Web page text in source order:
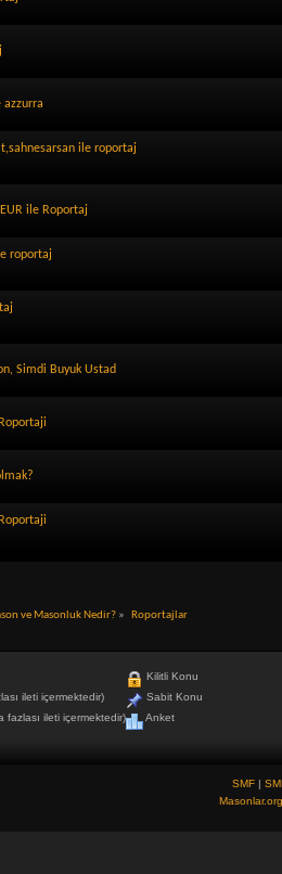
azzurra
ile roportaj
ile Roportaj
roportaj
Simdi Buyuk Ustad
ve Masonluk Nedir? » Roportajlar
ileti içermektedir)
ileti içermektedir)
Kilitli Konu
Sabit Konu
Anket
SMF |
Masonlar.org